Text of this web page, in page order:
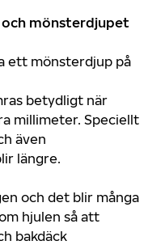
mönsterdjupet
ett mönsterdjup på
betydligt när
millimeter. Speciellt
även
längre.
och det blir många
hjulen så att
bakdäck